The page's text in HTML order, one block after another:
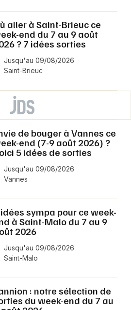
aller à Saint-Brieuc ce
end du 7 au 9 août
? 7 idées sorties
Jusqu'au 09/08/2026
Saint-Brieuc
de bouger à Vannes ce
end (7-9 août 2026) ?
5 idées de sorties
Jusqu'au 09/08/2026
Vannes
sympa pour ce week-
à Saint-Malo du 7 au 9
2026
Jusqu'au 09/08/2026
Saint-Malo
: notre sélection de
du week-end du 7 au